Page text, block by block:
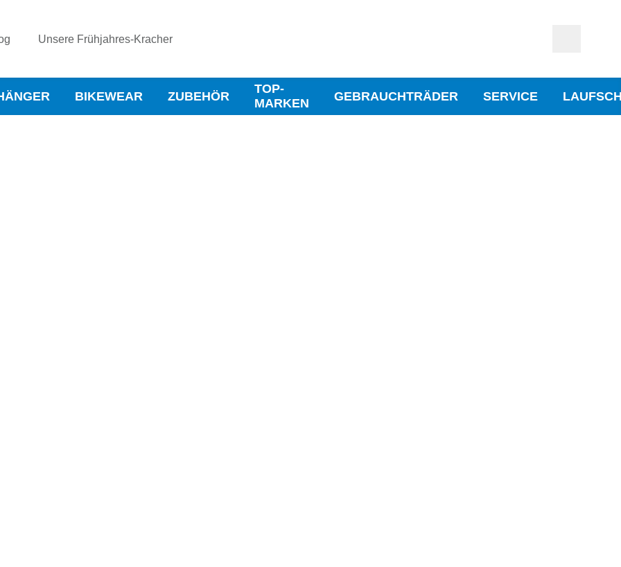
Unsere Frühjahres-Kracher
BIKEWEAR ZUBEHÖR
TOP-
MARKEN
GEBRAUCHTRÄDER SERVICE